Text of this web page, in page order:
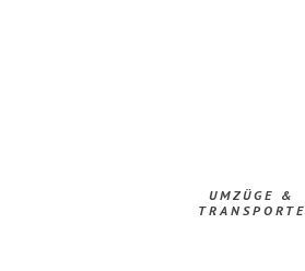
UMZÜGE &
TRANSPORTE